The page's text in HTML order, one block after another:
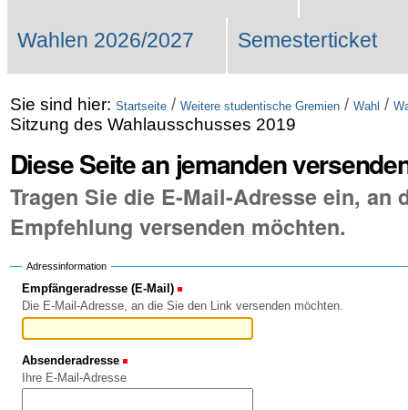
Wahlen 2026/2027 Semesterticket
Sie sind hier: Startseite / Weitere studentische Gremien / Wahl /
Sitzung des Wahlausschusses 2019
Diese Seite an jemanden
Tragen Sie die E-Mail-Adresse ein, an
Empfehlung versenden möchten.
Adressinformation
Empfängeradresse (E-Mail)
Die E-Mail-Adresse, an die Sie den Link versenden möchten.
Absenderadresse
Ihre E-Mail-Adresse